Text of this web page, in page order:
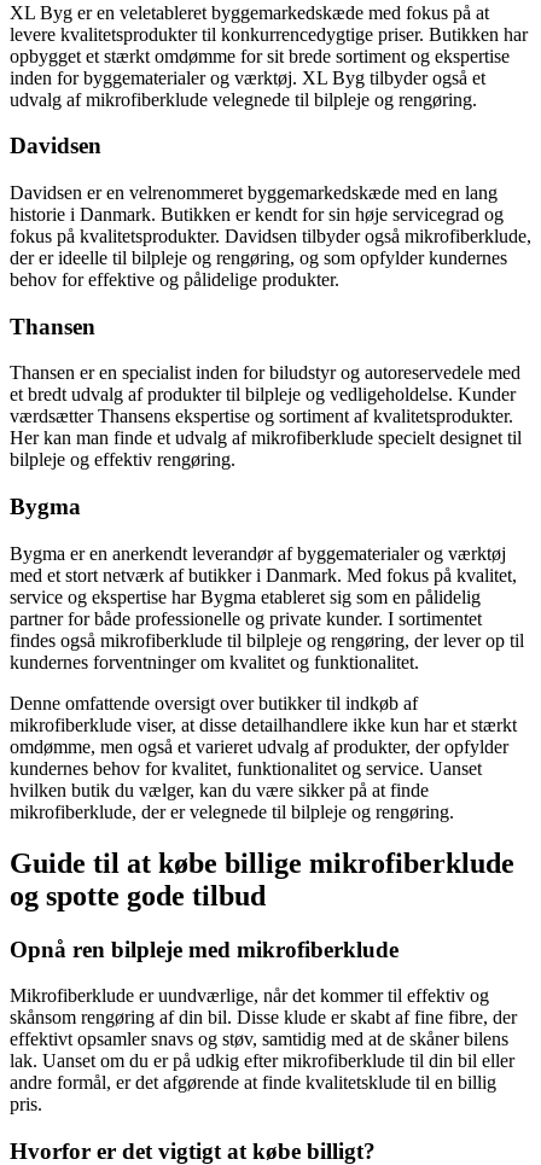
XL Byg er en veletableret byggemarkedskæde med fokus på at
levere kvalitetsprodukter til konkurrencedygtige priser. Butikken har
opbygget et stærkt omdømme for sit brede sortiment og ekspertise
inden for byggematerialer og værktøj. XL Byg tilbyder også et
udvalg af mikrofiberklude velegnede til bilpleje og rengøring.
Davidsen
Davidsen er en velrenommeret byggemarkedskæde med en lang
historie i Danmark. Butikken er kendt for sin høje servicegrad og
fokus på kvalitetsprodukter. Davidsen tilbyder også mikrofiberklude,
der er ideelle til bilpleje og rengøring, og som opfylder kundernes
behov for effektive og pålidelige produkter.
Thansen
Thansen er en specialist inden for biludstyr og autoreservedele med
et bredt udvalg af produkter til bilpleje og vedligeholdelse. Kunder
værdsætter Thansens ekspertise og sortiment af kvalitetsprodukter.
Her kan man finde et udvalg af mikrofiberklude specielt designet til
bilpleje og effektiv rengøring.
Bygma
Bygma er en anerkendt leverandør af byggematerialer og værktøj
med et stort netværk af butikker i Danmark. Med fokus på kvalitet,
service og ekspertise har Bygma etableret sig som en pålidelig
partner for både professionelle og private kunder. I sortimentet
findes også mikrofiberklude til bilpleje og rengøring, der lever op til
kundernes forventninger om kvalitet og funktionalitet.
Denne omfattende oversigt over butikker til indkøb af
mikrofiberklude viser, at disse detailhandlere ikke kun har et stærkt
omdømme, men også et varieret udvalg af produkter, der opfylder
kundernes behov for kvalitet, funktionalitet og service. Uanset
hvilken butik du vælger, kan du være sikker på at finde
mikrofiberklude, der er velegnede til bilpleje og rengøring.
Guide til at købe billige mikrofiberklude
og spotte gode tilbud
Opnå ren bilpleje med mikrofiberklude
Mikrofiberklude er uundværlige, når det kommer til effektiv og
skånsom rengøring af din bil. Disse klude er skabt af fine fibre, der
effektivt opsamler snavs og støv, samtidig med at de skåner bilens
lak. Uanset om du er på udkig efter mikrofiberklude til din bil eller
andre formål, er det afgørende at finde kvalitetsklude til en billig
pris.
Hvorfor er det vigtigt at købe billigt?